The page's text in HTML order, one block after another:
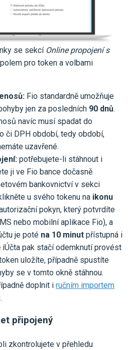
se sekcí Online propojení s
pro token a volbami
Fio standardně umožňuje
jen za posledních 90 dnů.
navíc musí spadat do
či DPH období, tedy období,
uzavřené.
potřebujete-li stáhnout i
ji ve Fio bance dočasně
bankovnictví v sekci
u svého tokenu na ikonu
pokyn, který potvrdíte
nebo mobilní aplikace Fio), a
je poté na 10 minut přístupná i
iÚčta pak stačí odemknutí provést
uložíte, případně spustíte
se v tomto okně stáhnou.
doplnit i ručním importem
připojený
zkontrolujete v přehledu